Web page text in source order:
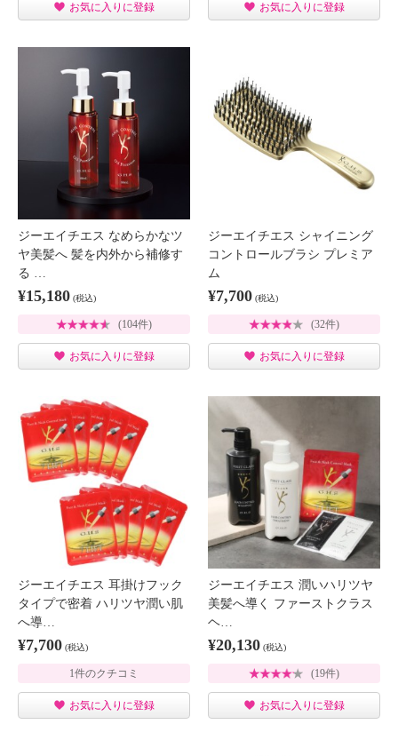
お気に入りに登録 お気に入りに登録
ジーエイチエス なめらかなツ
ヤ美髪へ 髪を内外から補修す
る …
¥15,180 (税込)
(104件)
お気に入りに登録
ジーエイチエス シャイニング
コントロールブラシ プレミア
ム
¥7,700 (税込)
(32件)
お気に入りに登録
ジーエイチエス 耳掛けフック
タイプで密着 ハリツヤ潤い肌
へ導…
¥7,700 (税込)
1件のクチコミ
お気に入りに登録
ジーエイチエス 潤いハリツヤ
美髪へ導く ファーストクラス
ヘ…
¥20,130 (税込)
(19件)
お気に入りに登録